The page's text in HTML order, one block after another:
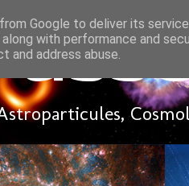
Google to deliver its
with performance and
and address abuse.